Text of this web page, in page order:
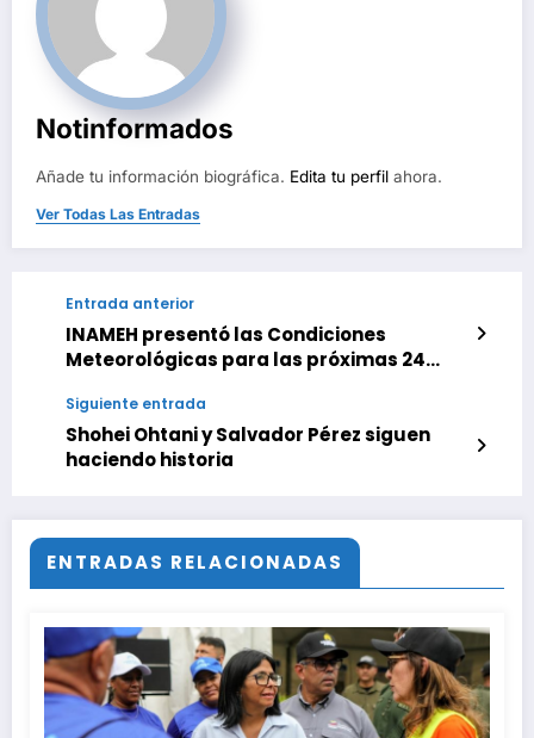
Notinformados
Añade tu información biográfica. Edita tu perfil ahora.
Ver Todas Las Entradas
Entrada anterior
INAMEH presentó las Condiciones
Meteorológicas para las próximas 24
Siguiente entrada
Shohei Ohtani y Salvador Pérez siguen
haciendo historia
ENTRADAS RELACIONADAS